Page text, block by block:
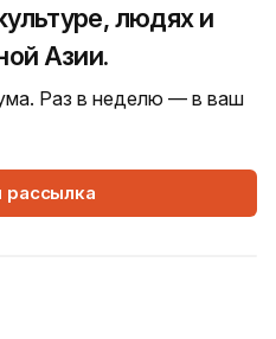
людях и
Азии.
Раз в неделю — в ваш
рассылка